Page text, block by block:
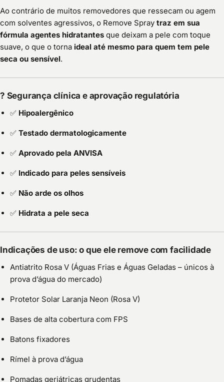
Ao contrário de muitos removedores que ressecam ou agem
com solventes agressivos, o Remove Spray traz em sua
fórmula agentes hidratantes que deixam a pele com toque
suave, o que o torna ideal até mesmo para quem tem pele
seca ou sensível.
? Segurança clínica e aprovação regulatória
✅ Hipoalergênico
✅ Testado dermatologicamente
✅ Aprovado pela ANVISA
✅ Indicado para peles sensíveis
✅ Não arde os olhos
✅ Hidrata a pele seca
Indicações de uso: o que ele remove com facilidade
Antiatrito Rosa V (Águas Frias e Águas Geladas – únicos à
prova d’água do mercado)
Protetor Solar Laranja Neon (Rosa V)
Bases de alta cobertura com FPS
Batons fixadores
Rímel à prova d’água
Pomadas geriátricas grudentas